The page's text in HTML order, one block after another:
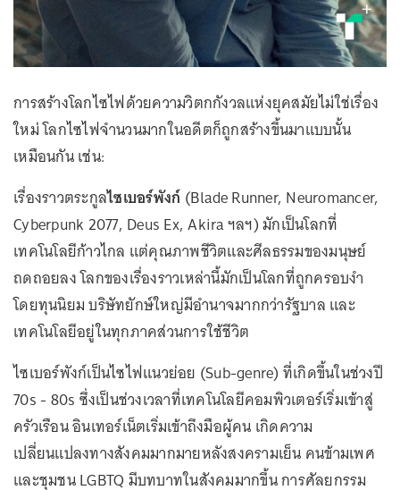
การสร้างโลกไซไฟด้วยความวิตกกังวลแห่งยุคสมัยไม่ใช่เรื่อง
ใหม่ โลกไซไฟจำนวนมากในอดีตก็ถูกสร้างขึ้นมาแบบนั้น
เหมือนกัน เช่น:
เรื่องราวตระกูลไซเบอร์พังก์ (Blade Runner, Neuromancer,
Cyberpunk 2077, Deus Ex, Akira ฯลฯ) มักเป็นโลกที่
เทคโนโลยีก้าวไกล แต่คุณภาพชีวิตและศีลธรรมของมนุษย์
ถดถอยลง โลกของเรื่องราวเหล่านี้มักเป็นโลกที่ถูกครอบงำ
โดยทุนนิยม บริษัทยักษ์ใหญ่มีอำนาจมากกว่ารัฐบาล และ
เทคโนโลยีอยู่ในทุกภาคส่วนการใช้ชีวิต
ไซเบอร์พังก์เป็นไซไฟแนวย่อย (Sub-genre) ที่เกิดขึ้นในช่วงปี
70s - 80s ซึ่งเป็นช่วงเวลาที่เทคโนโลยีคอมพิวเตอร์เริ่มเข้าสู่
ครัวเรือน อินเทอร์เน็ตเริ่มเข้าถึงมือผู้คน เกิดความ
เปลี่ยนแปลงทางสังคมมากมายหลังสงครามเย็น คนข้ามเพศ
และชุมชน LGBTQ มีบทบาทในสังคมมากขึ้น การศัลยกรรม